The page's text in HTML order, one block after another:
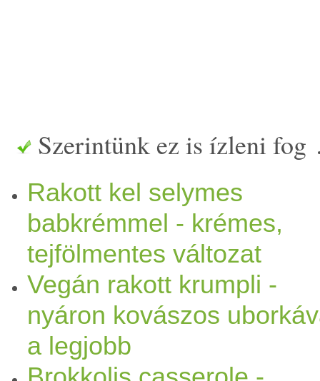
Szerintünk ez is ízleni
Rakott kel selymes
babkrémmel - krémes,
tejfölmentes változat
Vegán rakott krumpli -
nyáron kovászos
a legjobb